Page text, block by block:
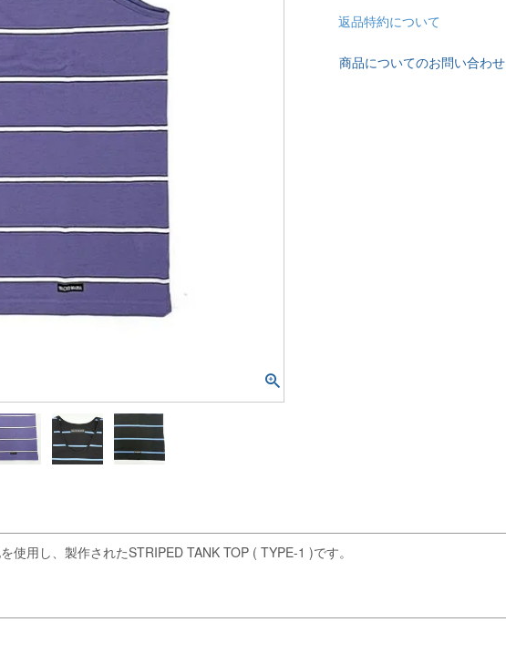
返品特約について
商品についてのお問い合わせ
用し、製作されたSTRIPED TANK TOP ( TYPE-1 )です。